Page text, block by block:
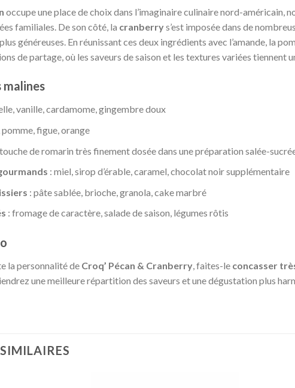
occupe une place de choix dans l’imaginaire culinaire nord-
familiales. De son côté, la cranberrys’est imposée dans de
généreuses. En réunissant ces deux ingrédients avec l’amande, la
de partage, où les saveurs de saison et les textures variées tiennent
vanille, cardamome, gingembre doux
pomme, figue, orange
de romarin très finement dosée dans une préparation salée-
: miel, sirop d’érable, caramel, chocolat noir supplémentaire
: pâte sablée, brioche, granola, cake marbré
: fromage de caractère, salade de saison, légumes rôtis
la personnalité de Croq’ Pécan & Cranberry, faites-le concasser
une meilleure répartition des saveurs et une dégustation plus